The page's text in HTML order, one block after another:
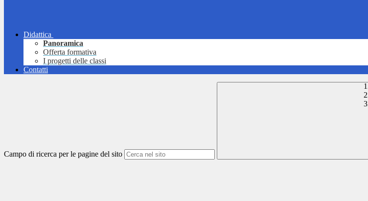
Didattica
Panoramica
Offerta formativa
I progetti delle classi
Contatti
Campo di ricerca per le pagine del sito